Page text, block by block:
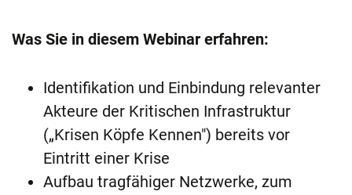
Was Sie in diesem Webinar erfahren:
Identifikation und Einbindung relevanter
Akteure der Kritischen Infrastruktur
(„Krisen Köpfe Kennen") bereits vor
Eintritt einer Krise
Aufbau tragfähiger Netzwerke, zum